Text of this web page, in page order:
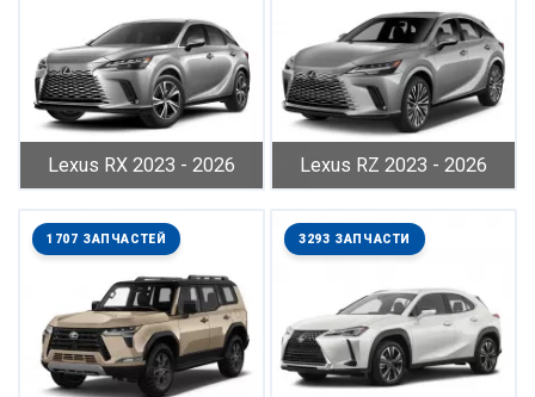
Lexus RX 2023 - 2026 Lexus RZ 2023 - 2026
1707 ЗАПЧАСТЕЙ 3293 ЗАПЧАСТИ